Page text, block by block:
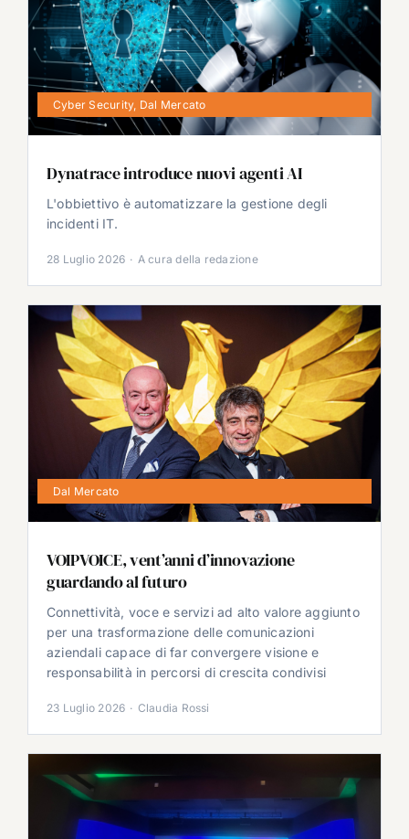
Cyber Security, Dal Mercato
Dynatrace introduce nuovi agenti AI
L'obbiettivo è automatizzare la gestione degli
incidenti IT.
28 Luglio 2026 · A cura della redazione
Dal Mercato
VOIPVOICE, vent’anni d’innovazione
guardando al futuro
Connettività, voce e servizi ad alto valore aggiunto
per una trasformazione delle comunicazioni
aziendali capace di far convergere visione e
responsabilità in percorsi di crescita condivisi
23 Luglio 2026 · Claudia Rossi